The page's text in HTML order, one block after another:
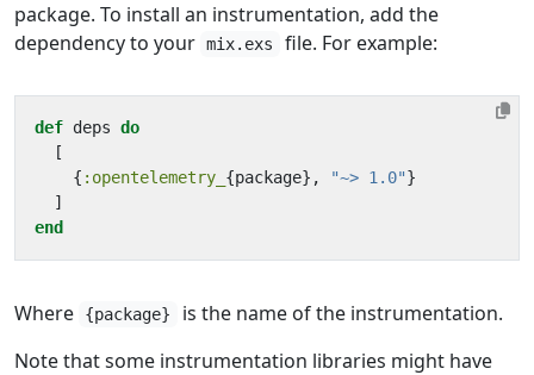
package. To install an instrumentation, add the
dependency to your mix.exs file. For example:
def deps do
[
{ :opentelemetry_ {package}, "~> 1.0"}
]
end
Where {package}
is the name of the instrumentation.
Note that some instrumentation libraries might have